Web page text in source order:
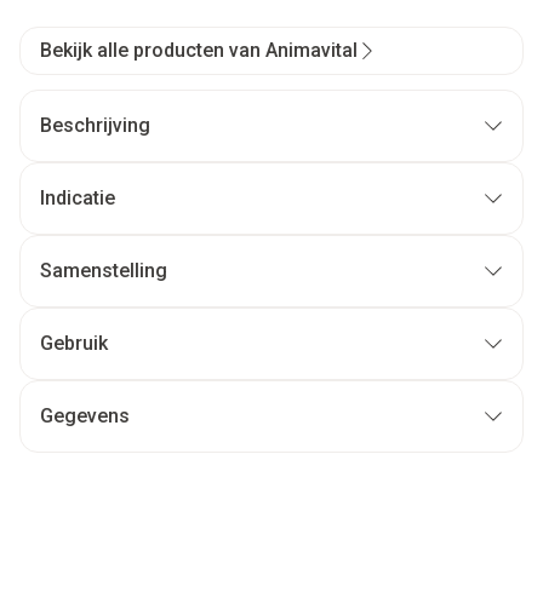
Bekijk alle producten van Animavital
Beschrijving
Indicatie
Samenstelling
Gebruik
Gegevens